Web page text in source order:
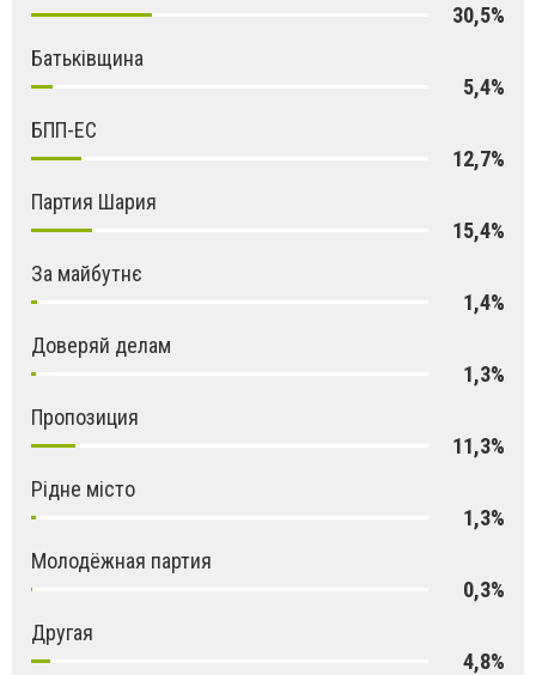
30,5%
Батьківщина
5,4%
БПП-ЕС
12,7%
Партия Шария
15,4%
За майбутнє
1,4%
Доверяй делам
1,3%
Пропозиция
11,3%
Рідне місто
1,3%
Молодёжная партия
0,3%
Другая
4,8%